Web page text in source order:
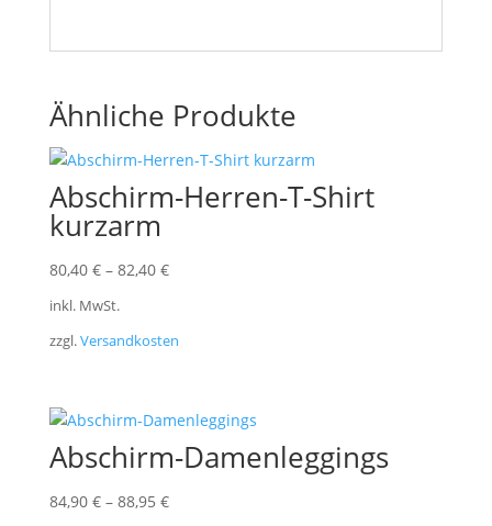
Ähnliche Produkte
Abschirm-Herren-T-Shirt
kurzarm
80,40 €– 82,40 €
inkl. MwSt.
zzgl.Versandkosten
Abschirm-Damenleggings
84,90 €– 88,95 €